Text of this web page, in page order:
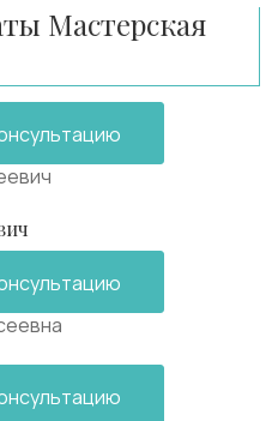
Мастерская